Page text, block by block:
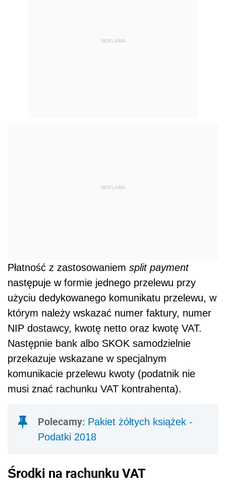
REKLAMA
REKLAMA
Płatność z zastosowaniem split payment
następuje w formie jednego przelewu przy
użyciu dedykowanego komunikatu przelewu, w
którym należy wskazać numer faktury, numer
NIP dostawcy, kwotę netto oraz kwotę VAT.
Następnie bank albo SKOK samodzielnie
przekazuje wskazane w specjalnym
komunikacie przelewu kwoty (podatnik nie
musi znać rachunku VAT kontrahenta).
Polecamy: Pakiet żółtych książek -
Podatki 2018
Środki na rachunku VAT